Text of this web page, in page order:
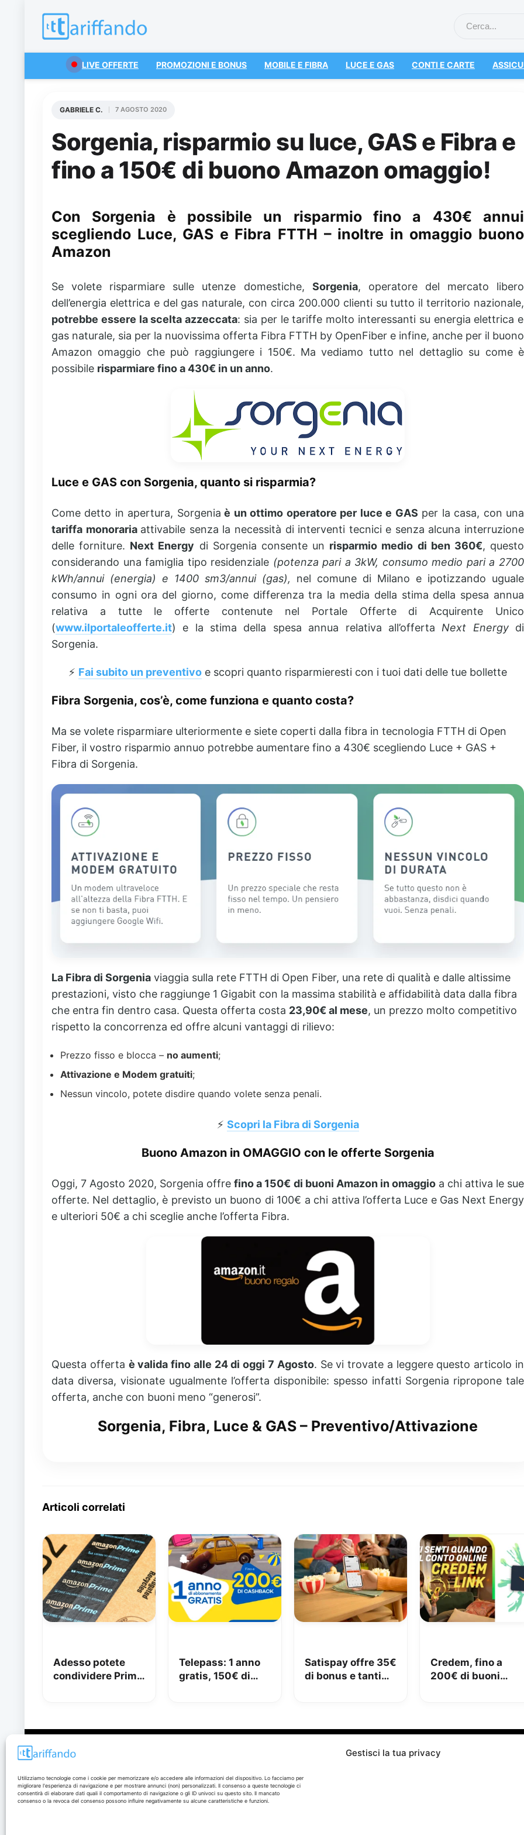
Gestisci la tua privacy
Utilizziamo tecnologie come i cookie per memorizzare e/o accedere alle informazioni del dispositivo. Lo facciamo per
migliorare l'esperienza di navigazione e per mostrare annunci (non) personalizzati. Il consenso a queste tecnologie ci
consentirà di elaborare dati quali il comportamento di navigazione o gli ID univoci su questo sito. Il mancato
consenso o la revoca del consenso possono influire negativamente su alcune caratteristiche e funzioni.
LIVE OFFERTE PROMOZIONI E BONUS MOBILE E FIBRA LUCE E GAS CONTI E CARTE
Sorgenia, risparmio su luce, GAS e Fibra e
fino a 150€ di buono Amazon omaggio!
GABRIELE C. 7 AGOSTO 2020
Con Sorgenia è possibile un risparmio fino a 430€ annui
scegliendo Luce, GAS e Fibra FTTH – inoltre in omaggio buono
Amazon
Se volete risparmiare sulle utenze domestiche, Sorgenia, operatore del mercato libero
dell’energia elettrica e del gas naturale, con circa 200.000 clienti su tutto il territorio nazionale,
potrebbe essere la scelta azzeccata: sia per le tariffe molto interessanti su energia elettrica e
gas naturale, sia per la nuovissima offerta Fibra FTTH by OpenFiber e infine, anche per il buono
Amazon omaggio che può raggiungere i 150€. Ma vediamo tutto nel dettaglio su come è
possibile risparmiare fino a 430€ in un anno.
Luce e GAS con Sorgenia, quanto si risparmia?
Come detto in apertura, Sorgenia è un ottimo operatore per luce e GAS per la casa, con una
tariffa monoraria attivabile senza la necessità di interventi tecnici e senza alcuna interruzione
delle forniture. Next Energy di Sorgenia consente un risparmio medio di ben 360€, questo
considerando una famiglia tipo residenziale (potenza pari a 3kW, consumo medio pari a 2700
kWh/annui (energia) e 1400 sm3/annui (gas), nel comune di Milano e ipotizzando uguale
consumo in ogni ora del giorno, come differenza tra la media della stima della spesa annua
relativa a tutte le offerte contenute nel Portale Offerte di Acquirente Unico
(www.ilportaleofferte.it) e la stima della spesa annua relativa all’offerta Next Energydi
Sorgenia.
⚡️ Fai subito un preventivo e scopri quanto risparmieresti con i tuoi dati delle tue bollette
Fibra Sorgenia, cos’è, come funziona e quanto costa?
Ma se volete risparmiare ulteriormente e siete coperti dalla fibra in tecnologia FTTH di Open
Fiber, il vostro risparmio annuo potrebbe aumentare fino a 430€ scegliendo Luce + GAS +
Fibra di Sorgenia.
La Fibra di Sorgenia viaggia sulla rete FTTH di Open Fiber, una rete di qualità e dalle altissime
prestazioni, visto che raggiunge 1 Gigabit con la massima stabilità e affidabilità data dalla fibra
che entra fin dentro casa. Questa offerta costa 23,90€ al mese, un prezzo molto competitivo
rispetto la concorrenza ed offre alcuni vantaggi di rilievo:
Prezzo fisso e blocca – no aumenti;
Attivazione e Modem gratuiti;
Nessun vincolo, potete disdire quando volete senza penali.
⚡️ Scopri la Fibra di Sorgenia
Buono Amazon in OMAGGIO con le offerte Sorgenia
Oggi, 7 Agosto 2020, Sorgenia offrefino a 150€ di buoni Amazon in omaggioa chi attiva le sue
offerte. Nel dettaglio, è previsto un buono di 100€ a chi attiva l’offerta Luce e Gas Next Energy
e ulteriori 50€ a chi sceglie anche l’offerta Fibra.
Questa offerta è valida fino alle 24 di oggi 7 Agosto. Se vi trovate a leggere questo articolo in
data diversa, visionate ugualmente l’offerta disponibile: spesso infatti Sorgenia ripropone tale
offerta, anche con buoni meno “generosi”.
Sorgenia, Fibra, Luce & GAS – Preventivo/Attivazione
Articoli correlati
Adesso potete
condividere Prime
Telepass: 1 anno
gratis, 150€ di
Satispay offre 35€
di bonus e tanti
Credem, fino a
200€ di buoni
Disclaimer
I marchi citati appartengono ai rispettivi proprietari. Le
offerte segnalate possono subire variazioni: verifica
In qualità di Affiliato Amazon ed eBay, Tariffando riceve